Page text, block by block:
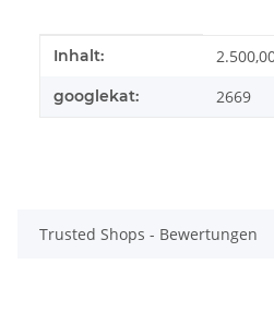
Produkteigenschaft
Wert
Inhalt:
googlekat: 2669
Trusted Shops - Bewertungen